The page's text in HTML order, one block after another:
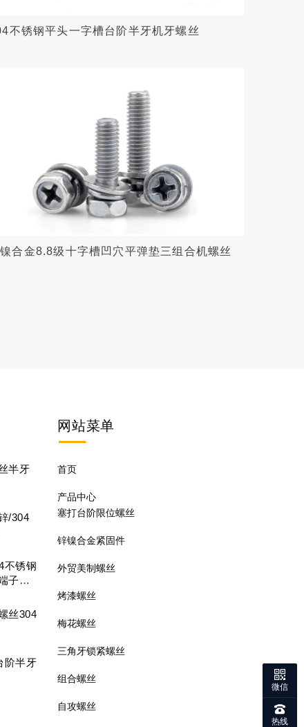
不锈钢平头一字槽台阶半牙机牙螺丝
合金8.8级十字槽凹穴平弹垫三组合机螺丝
半牙
/304
不锈钢
子螺
丝304
阶半牙
网站菜单
首页
产品中心
塞打台阶限位螺丝
锌镍合金紧固件
外贸美制螺丝
烤漆螺丝
梅花螺丝
三角牙锁紧螺丝
组合螺丝
自攻螺丝
微信
热线